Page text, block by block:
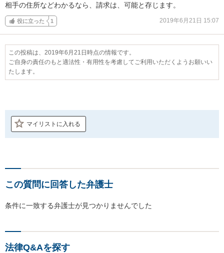
相手の住所などわかるなら、請求は、可能と存じます。
役に立った 1 2019年6月21日 15:07
この投稿は、2019年6月21日時点の情報です。
ご自身の責任のもと適法性・有用性を考慮してご利用いただくようお願いい
たします。
マイリストに入れる
この質問に回答した弁護士
条件に一致する弁護士が見つかりませんでした
法律Q&Aを探す